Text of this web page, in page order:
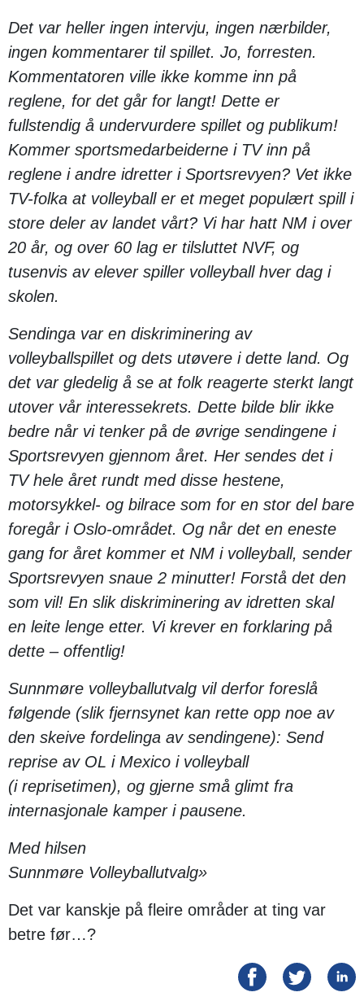
Det var heller ingen intervju, ingen nærbilder,
ingen kommentarer til spillet. Jo, forresten.
Kommentatoren ville ikke komme inn på
reglene, for det går for langt! Dette er
fullstendig å undervurdere spillet og publikum!
Kommer sportsmedarbeiderne i TV inn på
reglene i andre idretter i Sportsrevyen? Vet ikke
TV-folka at volleyball er et meget populært spill i
store deler av landet vårt? Vi har hatt NM i over
20 år, og over 60 lag er tilsluttet NVF, og
tusenvis av elever spiller volleyball hver dag i
skolen.
Sendinga var en diskriminering av
volleyballspillet og dets utøvere i dette land. Og
det var gledelig å se at folk reagerte sterkt langt
utover vår interessekrets. Dette bilde blir ikke
bedre når vi tenker på de øvrige sendingene i
Sportsrevyen gjennom året. Her sendes det i
TV hele året rundt med disse hestene,
motorsykkel- og bilrace som for en stor del bare
foregår i Oslo-området. Og når det en eneste
gang for året kommer et NM i volleyball, sender
Sportsrevyen snaue 2 minutter! Forstå det den
som vil! En slik diskriminering av idretten skal
en leite lenge etter. Vi krever en forklaring på
dette – offentlig!
Sunnmøre volleyballutvalg vil derfor foreslå
følgende (slik fjernsynet kan rette opp noe av
den skeive fordelinga av sendingene): Send
reprise av OL i Mexico i volleyball
(i reprisetimen), og gjerne små glimt fra
internasjonale kamper i pausene.
Med hilsen
Sunnmøre Volleyballutvalg»
Det var kanskje på fleire områder at ting var
betre før…?